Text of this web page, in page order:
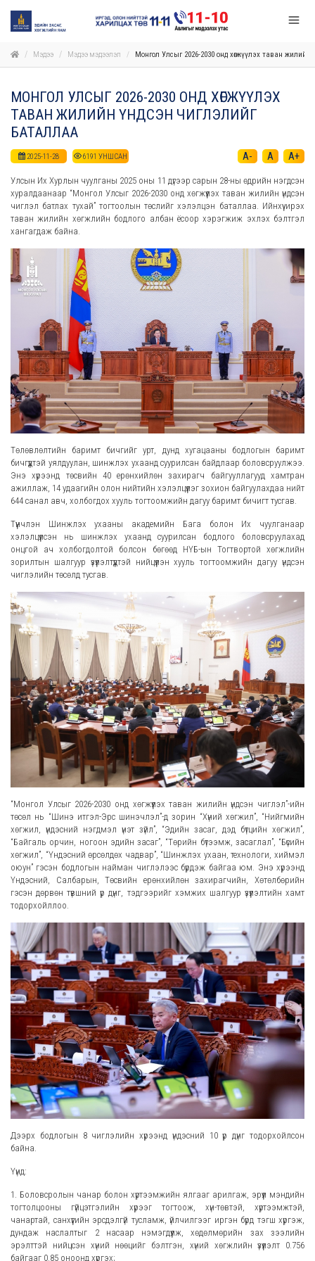
Мэдээ Мэдээ мэдээлэл Монгол Улсыг 2026-2030 онд хөгжүүлэх таван
МОНГОЛ УЛСЫГ 2026-2030 ОНД ХӨГЖҮҮЛЭХ
ТАВАН ЖИЛИЙН ҮНДСЭН ЧИГЛЭЛИЙГ
БАТАЛЛАА
2025-11-28 6191 УНШСАН A- A A+
Улсын Их Хурлын чуулганы 2025 оны 11 дүгээр сарын 28-ны өдрийн нэгдсэн
хуралдаанаар “Монгол Улсыг 2026-2030 онд хөгжүүлэх таван жилийн үндсэн
чиглэл батлах тухай” тогтоолын төслийг хэлэлцэн баталлаа. Ийнхүү ирэх
таван жилийн хөгжлийн бодлого албан ёсоор хэрэгжиж эхлэх бэлтгэл
хангагдаж байна.
Төлөвлөлтийн баримт бичгийг урт, дунд хугацааны бодлогын баримт
бичгүүдтэй уялдуулан, шинжлэх ухаанд суурилсан байдлаар боловсруулжээ.
Энэ хүрээнд төсвийн 40 ерөнхийлөн захирагч байгууллагууд хамтран
ажиллаж, 14 удаагийн олон нийтийн хэлэлцүүлэг зохион байгуулахдаа нийт
644 санал авч, холбогдох хууль тогтоомжийн дагуу баримт бичигт тусгав.
Түүнчлэн Шинжлэх ухааны академийн Бага болон Их чуулганаар
хэлэлцүүлсэн нь шинжлэх ухаанд суурилсан бодлого боловсруулахад
онцгой ач холбогдолтой болсон бөгөөд НҮБ-ын Тогтвортой хөгжлийн
зорилтын шалгуур үзүүлэлтүүдтэй нийцүүлэн хууль тогтоомжийн дагуу үндсэн
чиглэлийн төсөлд тусгав.
“Монгол Улсыг 2026-2030 онд хөгжүүлэх таван жилийн үндсэн чиглэл”-ийн
төсөл нь “Шинэ итгэл-Эрс шинэчлэл”-д зорин “Хүний хөгжил”, “Нийгмийн
хөгжил, үндэсний нэгдмэл үнэт зүйл”, “Эдийн засаг, дэд бүтцийн хөгжил”,
“Байгаль орчин, ногоон эдийн засаг”, “Төрийн бүтээмж, засаглал”, “Бүсийн
хөгжил”, “Үндэсний өрсөлдөх чадвар”, “Шинжлэх ухаан, технологи, хиймэл
оюун” гэсэн бодлогын найман чиглэлээс бүрдэж байгаа юм. Энэ хүрээнд
Үндэсний, Салбарын, Төсвийн ерөнхийлөн захирагчийн, Хөтөлбөрийн
гэсэн дөрвөн түвшний үр дүнг, тэдгээрийг хэмжих шалгуур үзүүлэлтийн хамт
тодорхойллоо.
Дээрх бодлогын 8 чиглэлийн хүрээнд үндэсний 10 үр дүнг тодорхойлсон
байна.
Үүнд:
1. Боловсролын чанар болон хүртээмжийн ялгааг арилгаж, эрүүл мэндийн
тогтолцооны гүйцэтгэлийн хүрээг тогтоож, хүн-төвтэй, хүртээмжтэй,
чанартай, санхүүгийн эрсдэлгүй тусламж, үйлчилгээг иргэн бүрд тэгш хүргэж,
дундаж наслалтыг 2 насаар нэмэгдүүлж, хөдөлмөрийн зах зээлийн
эрэлттэй нийцсэн хүний нөөцийг бэлтгэн, хүний хөгжлийн үзүүлэлт 0.756
байгааг 0.85 оноонд хүргэх;